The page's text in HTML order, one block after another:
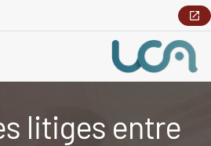
litiges entre